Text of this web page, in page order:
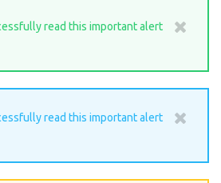
read this important alert
read this important alert